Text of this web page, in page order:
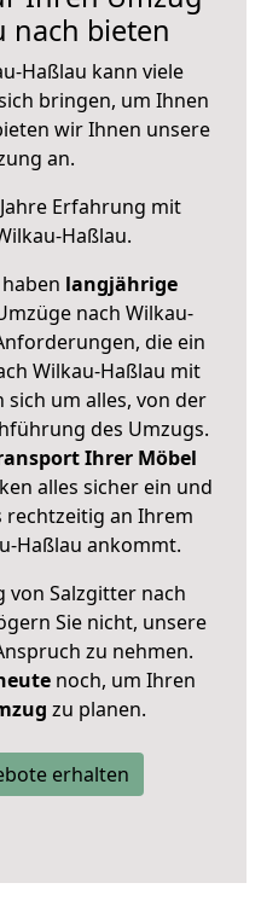
nach bieten
Haßlau kann viele
bringen, um Ihnen
wir Ihnen unsere
an.
Erfahrung mit
Haßlau.
langjährige
nach Wilkau-
die ein
Wilkau-Haßlau mit
um alles, von der
des Umzugs.
Ihrer Möbel
alles sicher ein und
rechtzeitig an Ihrem
Haßlau ankommt.
von Salzgitter nach
Sie nicht, unsere
zu nehmen.
noch, um Ihren
zu planen.
erhalten